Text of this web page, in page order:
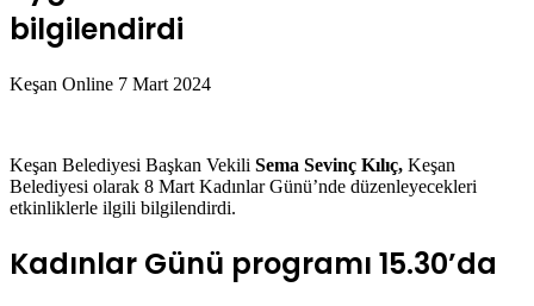
bilgilendirdi
Keşan Online Bir
7 Mart 2024
Keşan Belediyesi Başkan Vekili Sema Sevinç Kılıç, Keşan
Belediyesi olarak 8 Mart Kadınlar Günü’nde düzenleyecekleri
etkinliklerle ilgili bilgilendirdi.
Kadınlar Günü programı 15.30’da